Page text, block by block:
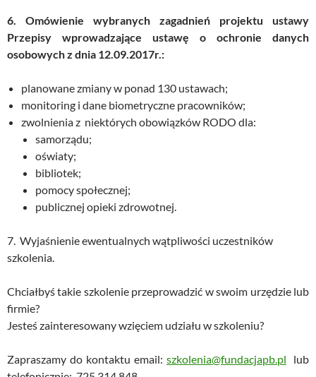
6. Omówienie wybranych zagadnień projektu ustawy
Przepisy wprowadzające ustawę o ochronie danych
osobowych z dnia 12.09.2017r.:
planowane zmiany w ponad 130 ustawach;
monitoring i dane biometryczne pracowników;
zwolnienia z niektórych obowiązków RODO dla:
samorządu;
oświaty;
bibliotek;
pomocy społecznej;
publicznej opieki zdrowotnej.
7. Wyjaśnienie ewentualnych wątpliwości uczestników
szkolenia.
Chciałbyś takie szkolenie przeprowadzić w swoim urzędzie lub
firmie?
Jesteś zainteresowany wzięciem udziału w szkoleniu?
Zapraszamy do kontaktu email: szkolenia@fundacjapb.pl lub